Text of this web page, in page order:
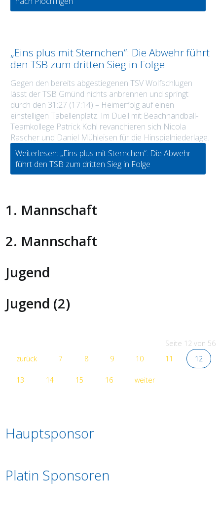
„Eins plus mit Sternchen“: Die Abwehr führt
den TSB zum dritten Sieg in Folge
Gegen den bereits abgestiegenen TSV Wolfschlugen
lässt der TSB Gmünd nichts anbrennen und springt
durch den 31:27 (17:14) – Heimerfolg auf einen
einstelligen Tabellenplatz. Im Duell mit Beachhandball-
Teamkollege Patrick Kohl revanchieren sich Nicola
Rascher und Daniel Mühleisen für die Hinspielniederlage.
Weiterlesen: „Eins plus mit Sternchen“: Die Abwehr
führt den TSB zum dritten Sieg in Folge
1. Mannschaft
2. Mannschaft
Jugend
Jugend (2)
Seite 12 von 56
zurück
7 8 9 10 11 12
13 14 15 16 weiter
Hauptsponsor
Platin Sponsoren